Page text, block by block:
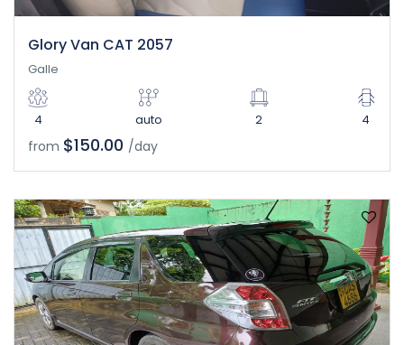
Glory Van CAT 2057
Galle
4 auto 2 4
from $150.00 /day